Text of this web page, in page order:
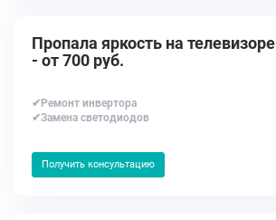
Пропала яркость на телевизоре
- от 700 руб.
✔Ремонт инвертора
✔Замена светодиодов
Получить консультацию